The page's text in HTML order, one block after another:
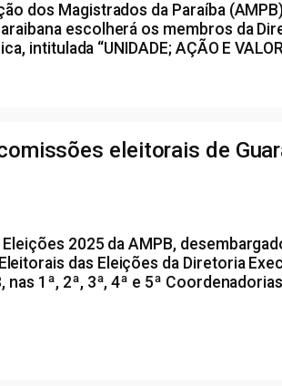
dos Magistrados da Paraíba
escolherá os membros da
intitulada “UNIDADE; AÇÃO E
eleitorais de
2025 da AMPB,
das Eleições da Diretoria
1ª, 2ª, 3ª, 4ª e 5ª